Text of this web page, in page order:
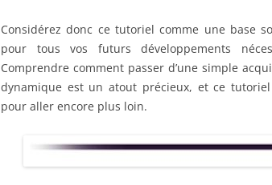
Considérez donc ce tutoriel comme une base
pour tous vos futurs développements
Comprendre comment passer d’une simple
dynamique est un atout précieux, et ce
pour aller encore plus loin.